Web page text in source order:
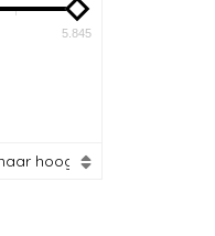
5.845